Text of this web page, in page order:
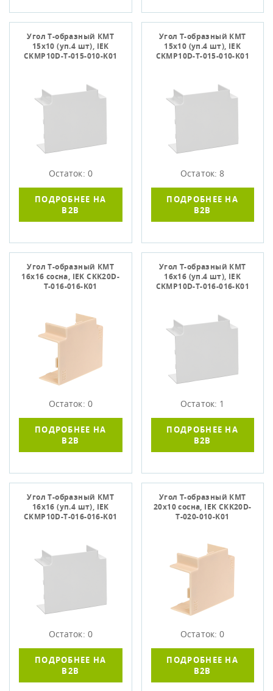
Угол Т-образный КМТ
15х10 (уп.4 шт), IEK
CKMP10D-T-015-010-K01
Остаток: 0
ПОДРОБНЕЕ НА
B2B
Угол Т-образный КМТ
15х10 (уп.4 шт), IEK
CKMP10D-T-015-010-K01
Остаток: 8
ПОДРОБНЕЕ НА
B2B
Угол Т-образный КМТ
16х16 сосна, IЕK CKK20D-
T-016-016-K01
Остаток: 0
ПОДРОБНЕЕ НА
B2B
Угол Т-образный КМТ
16х16 (уп.4 шт), IEK
CKMP10D-T-016-016-K01
Остаток: 1
ПОДРОБНЕЕ НА
B2B
Угол Т-образный КМТ
16х16 (уп.4 шт), IEK
CKMP10D-T-016-016-K01
Остаток: 0
ПОДРОБНЕЕ НА
B2B
Угол Т-образный КМТ
20х10 сосна, IEK CKK20D-
T-020-010-K01
Остаток: 0
ПОДРОБНЕЕ НА
B2B